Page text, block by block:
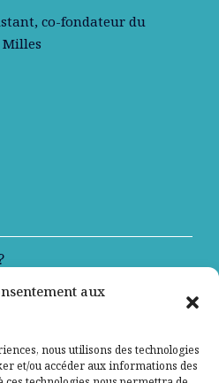
aux
nous utilisons des technologies
et/ou accéder aux informations des
co-fondateur du
Milles